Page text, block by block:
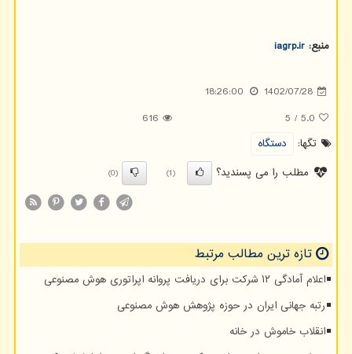
منبع: iagrp.ir
1402/07/28
18:26:00
5.0
/
5
616
تگها:
دستگاه
مطلب را می پسندید؟
(1)
(0)
تازه ترین مطالب مرتبط
اعلام آمادگی ۱۲ شرکت برای دریافت پروانه اپراتوری هوش مصنوعی
رتبه جهانی ایران در حوزه پژوهش هوش مصنوعی
انقلاب خاموش در خانه